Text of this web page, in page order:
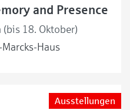
and Presence
18. Oktober)
Haus
Ausstellungen